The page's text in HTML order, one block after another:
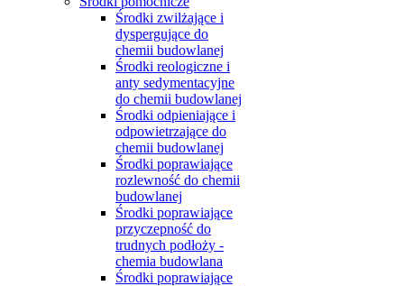
Środki zwilżające i
dyspergujące do
chemii budowlanej
Środki reologiczne i
anty sedymentacyjne
do chemii budowlanej
Środki odpieniające i
odpowietrzające do
chemii budowlanej
Środki poprawiające
rozlewność do chemii
budowlanej
Środki poprawiające
przyczepność do
trudnych podłoży -
chemia budowlana
Środki poprawiające